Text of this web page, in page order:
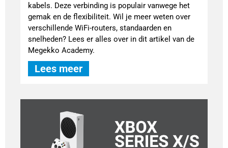
kabels. Deze verbinding is populair vanwege het
gemak en de flexibiliteit. Wil je meer weten over
verschillende WiFi-routers, standaarden en
snelheden? Lees er alles over in dit artikel van de
Megekko Academy.
Lees meer